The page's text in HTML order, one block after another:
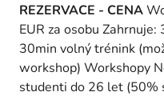
REZERVACE - CENA
EUR za osobu
30min volný trénink
workshop) Workshopy
studenti do 26 let (50%